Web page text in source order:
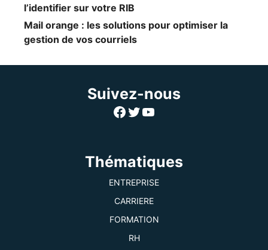
l’identifier sur votre RIB
Mail orange : les solutions pour optimiser la
gestion de vos courriels
Suivez-nous
Facebook
Twitter
YouTube
Thématiques
ENTREPRISE
CARRIERE
FORMATION
RH